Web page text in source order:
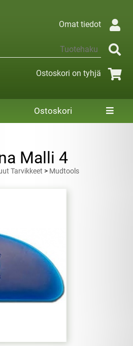
Omat tiedot
Ostoskori on tyhjä
Ostoskori
Malli 4
Tarvikkeet > Mudtools